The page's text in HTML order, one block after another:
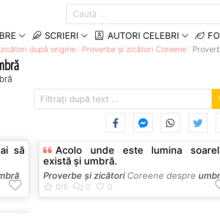
SCRIERI AUTORI CELEBRI
după origine Proverbe și zicători Coreene
să
Acolo unde este lumina
există şi umbră.
Proverbe și zicătoriCoreene despre